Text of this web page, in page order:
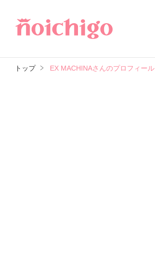
トップ EX MACHINAさんのプロフィール